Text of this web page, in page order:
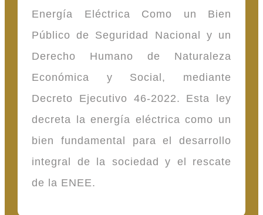
Energía Eléctrica Como un Bien
Público de Seguridad Nacional y un
Derecho Humano de Naturaleza
Económica y Social, mediante
Decreto Ejecutivo 46-2022. Esta ley
decreta la energía eléctrica como un
bien fundamental para el desarrollo
integral de la sociedad y el rescate
de la ENEE.